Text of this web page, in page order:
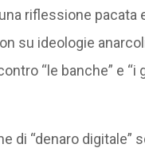
riflessione pacata
su ideologie
“le banche” e “i
di “denaro digitale”